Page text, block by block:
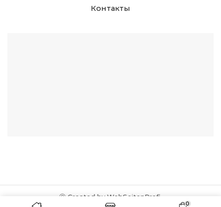
Контакты
Ⓒ Created by WebSeitenProfi.
0